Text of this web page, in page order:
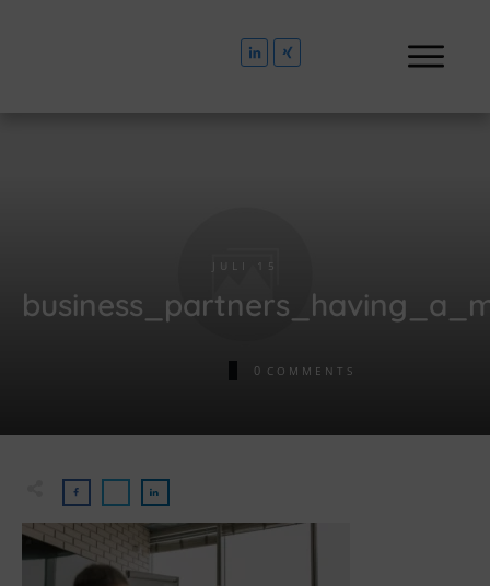
JULI 15
0 COMMENTS